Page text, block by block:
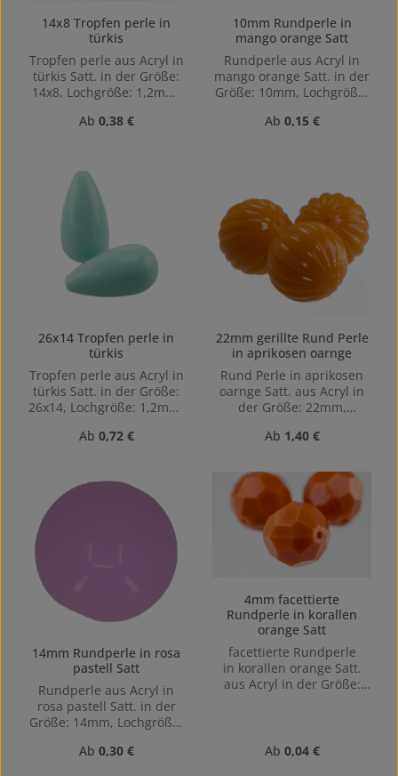
14x8 Tropfen perle in
türkis
Tropfen perle aus Acryl in
türkis Satt. in der Größe:
14x8, Lochgröße: 1,2mm,
unten) gebohrt Die
Linienführung und eignet
sich besonders für die
Gestaltung von
Ohrringen, Anhängern
an Kleidungsstücken.
Regulärer Preis:
Ab 0,38 €
10mm Rundperle in
mango orange Satt
Rundperle aus Acryl in
mango orange Satt. in der
Größe: 10mm, Lochgröße:
gebohrt
Regulärer Preis:
Ab 0,15 €
26x14 Tropfen perle in
türkis
Tropfen perle aus Acryl in
türkis Satt. in der Größe:
26x14, Lochgröße: 1,2mm,
unten) gebohrt Die
Linienführung und eignet
sich besonders für die
Ohrringen, Anhängern
an Kleidungsstücken.
Regulärer Preis:
Ab 0,72 €
22mm gerillte Rund Perle
in aprikosen oarnge
Rund Perle in aprikosen
oarnge Satt. aus Acryl in
der Größe: 22mm,
oben nach unten)
Regulärer Preis:
Ab 1,40 €
14mm Rundperle in rosa
pastell Satt
Rundperle aus Acryl in
rosa pastell Satt. in der
Größe: 14mm, Lochgröße:
1,4mm
Regulärer Preis:
Ab 0,30 €
4mm facettierte
Rundperle in korallen
orange Satt
facettierte Rundperle
in korallen orange Satt.
aus Acryl in der Größe:
Regulärer Preis:
Ab 0,04 €